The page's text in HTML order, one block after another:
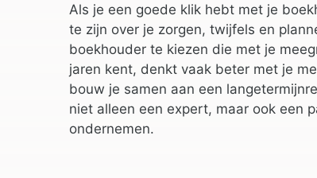
Als je een goede klik hebt met je
te zijn over je zorgen, twijfels en
boekhouder te kiezen die met je
jaren kent, denkt vaak beter met je
bouw je samen aan een
niet alleen een expert, maar ook een
ondernemen.